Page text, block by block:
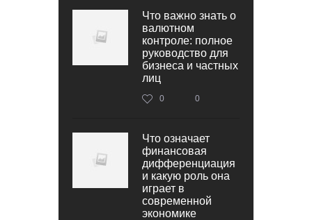
Что важно знать о
валютном
контроле: полное
руководство для
бизнеса и частных
лиц
0 0
Что означает
финансовая
дифференциация
и какую роль она
играет в
современной
экономике